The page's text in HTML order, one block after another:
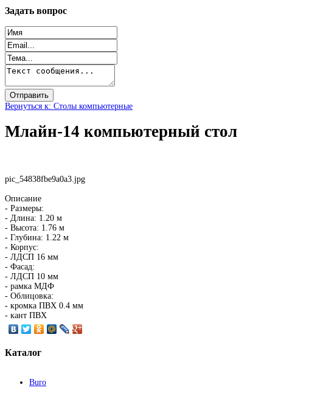
Задать вопрос
Вернуться к: Столы компьютерные
Млайн-14 компьютерный стол
pic_54838fbe9a0a3.jpg
Описание
- Размеры:
- Длина: 1.20 м
- Высота: 1.76 м
- Глубина: 1.22 м
- Корпус:
- ЛДСП 16 мм
- Фасад:
- ЛДСП 10 мм
- рамка МДФ
- Облицовка:
- кромка ПВХ 0.4 мм
- кант ПВХ
Каталог
Buro